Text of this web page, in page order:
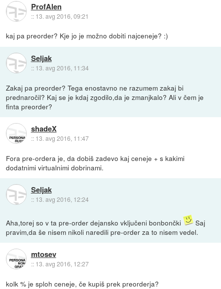
ProfAlen
:: 13. avg 2016, 09:21
kaj pa preorder? Kje jo je možno dobiti najceneje? :)
Seljak
:: 13. avg 2016, 11:34
Zakaj pa preorder? Tega enostavno ne razumem zakaj bi
prednaročil? Kaj se je kdaj zgodilo,da je zmanjkalo? Ali v čem je
finta preorder?
shadeX
:: 13. avg 2016, 11:47
Fora pre-ordera je, da dobiš zadevo kaj ceneje + s kakimi
dodatnimi virtualnimi dobrinami.
Seljak
:: 13. avg 2016, 12:24
Aha,torej so v ta pre-order dejansko vključeni bonbončki
Saj
pravim,da še nisem nikoli naredili pre-order za to nisem vedel.
mtosev
:: 13. avg 2016, 12:27
kolk % je sploh ceneje, če kupiš prek preorderja?